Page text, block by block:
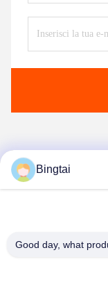
Bingtai
Good day, what